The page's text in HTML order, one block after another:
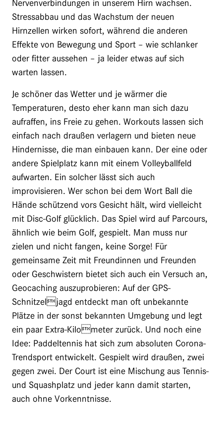
Nervenverbindungen in unserem Hirn wachsen.
Stressabbau und das Wachstum der neuen
Hirnzellen wirken sofort, während die anderen
Effekte von Bewegung und Sport – wie schlanker
oder fitter aussehen – ja leider etwas auf sich
warten lassen.
Je schöner das Wetter und je wärmer die
Temperaturen, desto eher kann man sich dazu
aufraffen, ins Freie zu gehen. Workouts lassen sich
einfach nach draußen verlagern und bieten neue
Hindernisse, die man einbauen kann. Der eine oder
andere Spielplatz kann mit einem Volleyballfeld
aufwarten. Ein solcher lässt sich auch
improvisieren. Wer schon bei dem Wort Ball die
Hände schützend vors Gesicht hält, wird vielleicht
mit Disc-Golf glücklich. Das Spiel wird auf Parcours,
ähnlich wie beim Golf, gespielt. Man muss nur
zielen und nicht fangen, keine Sorge! Für
gemeinsame Zeit mit Freundinnen und Freunden
oder Geschwistern bietet sich auch ein Versuch an,
Geocaching auszuprobieren: Auf der GPS-
Schnitzeljagd entdeckt man oft unbekannte
Plätze in der sonst bekannten Umgebung und legt
ein paar Extra-Kilometer zurück. Und noch eine
Idee: Paddeltennis hat sich zum absoluten Corona-
Trendsport entwickelt. Gespielt wird draußen, zwei
gegen zwei. Der Court ist eine Mischung aus Tennis-
und Squashplatz und jeder kann damit starten,
auch ohne Vorkenntnisse.